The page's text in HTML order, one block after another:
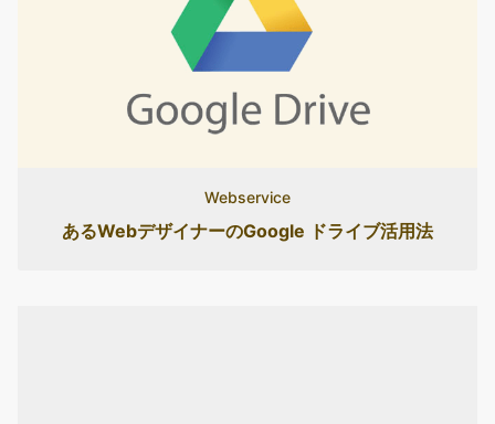
Webservice
あるWebデザイナーのGoogle ドライブ活用法